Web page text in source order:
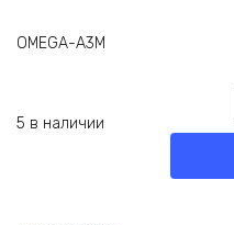
OMEGA-A3M
5 в наличии